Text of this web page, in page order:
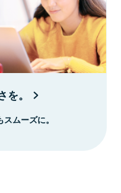
。
ムーズに。